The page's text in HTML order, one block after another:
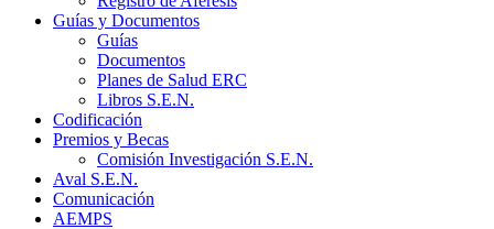
Guías y Documentos
Guías
Documentos
Planes de Salud ERC
Libros S.E.N.
Codificación
Premios y Becas
Comisión Investigación S.E.N.
Aval S.E.N.
Comunicación
AEMPS